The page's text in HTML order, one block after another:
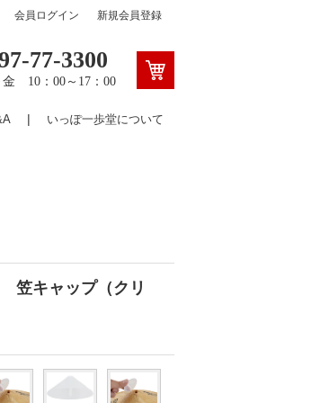
会員ログイン 新規会員登録
77-3300
10：00～17：00
いっぽ一歩堂について
笠キャップ（クリ